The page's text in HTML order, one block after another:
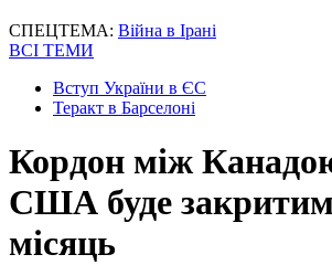
СПЕЦТЕМА: Війна в Ірані
ВСІ ТЕМИ
Вступ України в ЄС
Теракт в Барселоні
Кордон між
США буде
місяць